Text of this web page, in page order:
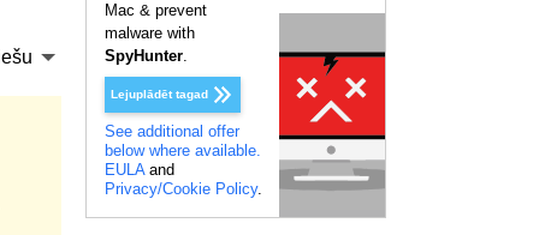
Mac & prevent
malware with
SpyHunter.
Lejuplādēt tagad
See additional offer
below where available.
EULAand
Privacy/Cookie Policy.